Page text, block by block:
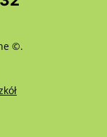
©.
otwiera się w